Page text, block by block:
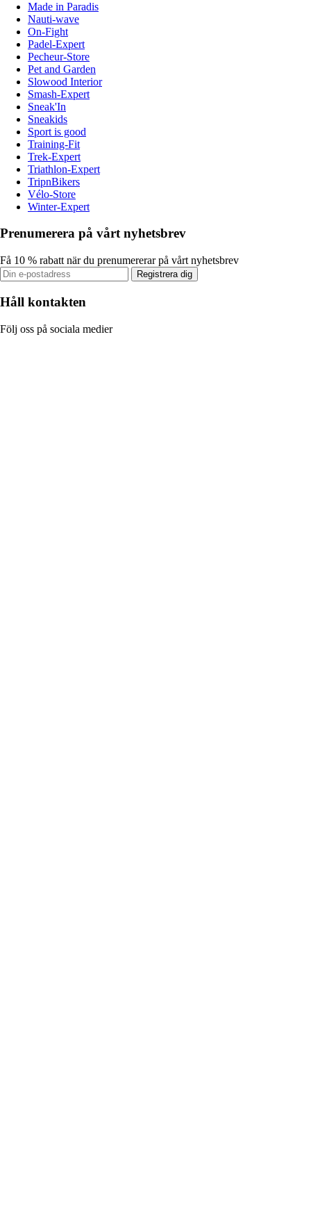
Made in Paradis
Nauti-wave
On-Fight
Padel-Expert
Pecheur-Store
Pet and Garden
Slowood Interior
Smash-Expert
Sneak'In
Sneakids
Sport is good
Training-Fit
Trek-Expert
Triathlon-Expert
TripnBikers
Vélo-Store
Winter-Expert
Prenumerera på vårt nyhetsbrev
Få 10 % rabatt när du prenumererar på vårt nyhetsbrev
Registrera dig
Håll kontakten
Följ oss på sociala medier